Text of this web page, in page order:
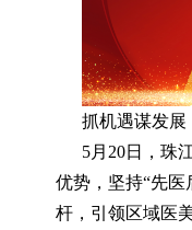
抓机遇谋发
5月20日，珠
优势，坚持“先
杆，引领区域医